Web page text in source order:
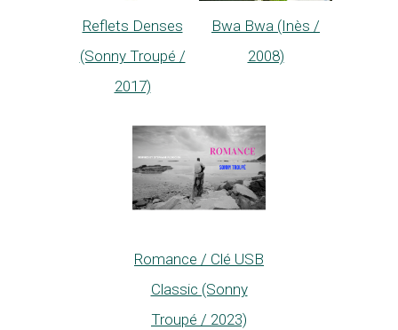
Reflets Denses
(Sonny Troupé /
2017)
Bwa Bwa (Inès /
2008)
Romance / Clé USB
Classic (Sonny
Troupé / 2023)